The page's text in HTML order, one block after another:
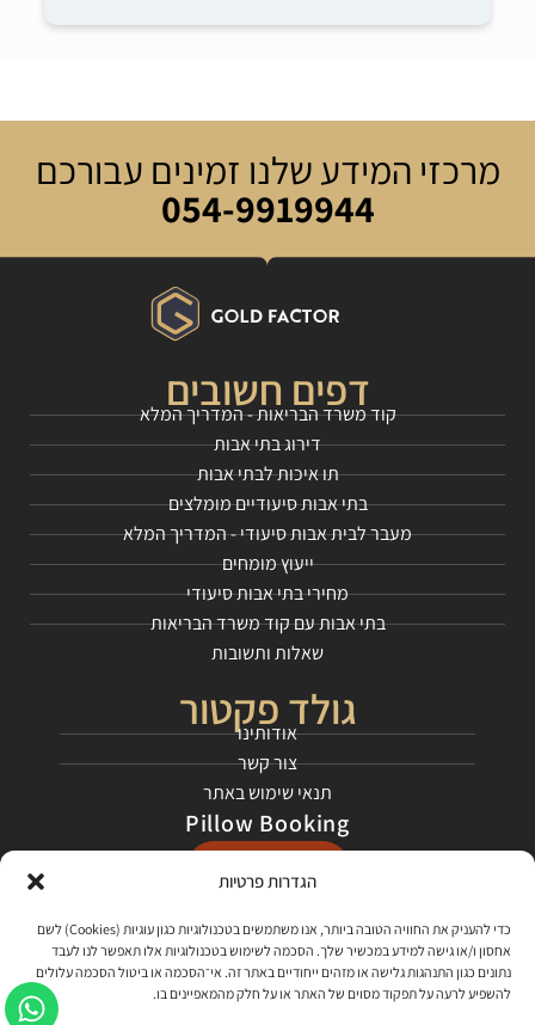
הגדרות פרטיות
כדי להעניק את החוויה הטובה ביותר, אנו משתמשים בטכנולוגיות כגון עוגיות (Cookies) לשם
אחסון ו/או גישה למידע במכשיר שלך. הסכמה לשימוש בטכנולוגיות אלו תאפשר לנו לעבד
נתונים כגון התנהגות גלישה או מזהים ייחודיים באתר זה. אי־הסכמה או ביטול הסכמה עלולים
להשפיע לרעה על תפקוד מסוים של האתר או על חלק מהמאפיינים בו.
מרכזי המידע שלנו זמינים עבורכם
054-9919944
דפים חשובים
קוד משרד הבריאות - המדריך המלא
דירוג בתי אבות
תו איכות לבתי אבות
בתי אבות סיעודיים מומלצים
מעבר לבית אבות סיעודי - המדריך המלא
ייעוץ מומחים
מחירי בתי אבות סיעודי
בתי אבות עם קוד משרד הבריאות
שאלות ותשובות
גולד פקטור
אודותינו
צור קשר
תנאי שימוש באתר
Pillow Booking
רשתות חברתיות
בקרו אותנו בפייסבוק
צפו בסרטונים שלנו ביוטיוב, למדו עלינו ועל התהליך!